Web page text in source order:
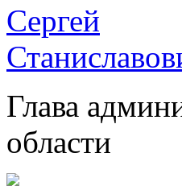
Глава
области